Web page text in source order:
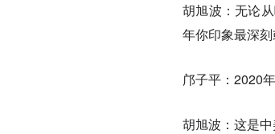
胡旭波：无论
年你印象最深
邝子平：2020
胡旭波：这是中